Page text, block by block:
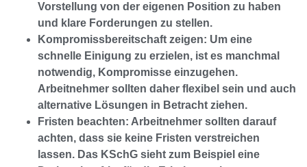
Vorstellung von der eigenen Position zu haben
und klare Forderungen zu stellen.
Kompromissbereitschaft zeigen: Um eine
schnelle Einigung zu erzielen, ist es manchmal
notwendig, Kompromisse einzugehen.
Arbeitnehmer sollten daher flexibel sein und auch
alternative Lösungen in Betracht ziehen.
Fristen beachten: Arbeitnehmer sollten darauf
achten, dass sie keine Fristen verstreichen
lassen. Das KSchG sieht zum Beispiel eine